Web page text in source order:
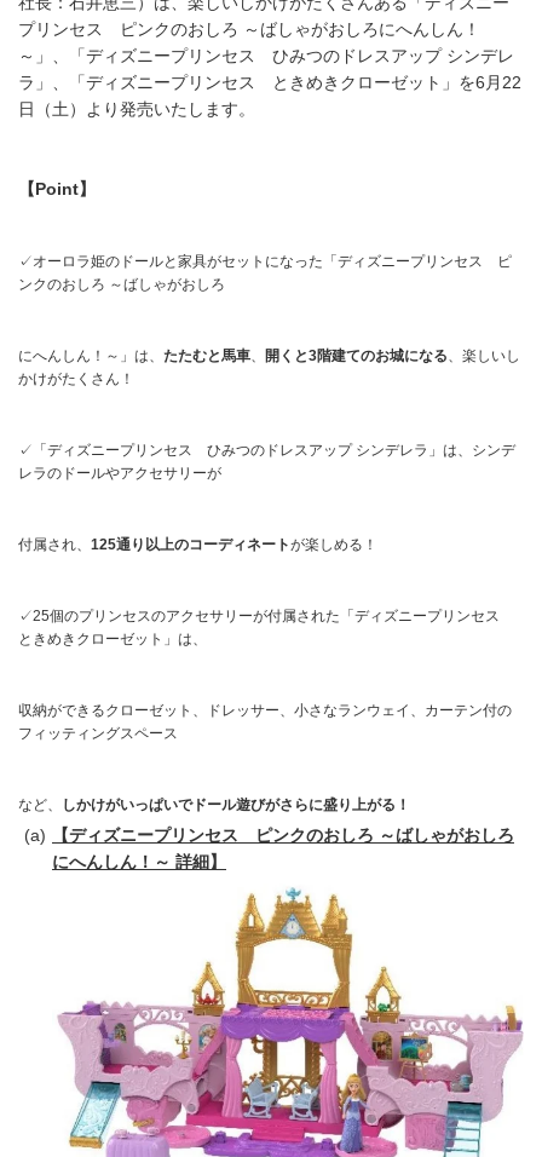
プリンセス ピンクのおしろ ～ばしゃがおしろにへんしん！
～」、「ディズニープリンセス ひみつのドレスアップ シンデレ
ラ」、「ディズニープリンセス ときめきクローゼット」を6月22
日（土）より発売いたします。
【Point】
✓オーロラ姫のドールと家具がセットになった「ディズニープリンセス ピ
ンクのおしろ ～ばしゃがおしろ
にへんしん！～」は、 たたむと馬車、 開くと3階建てのお城になる、楽しいし
かけがたくさん！
✓「ディズニープリンセス ひみつのドレスアップ シンデレラ」は、シンデ
レラのドールやアクセサリーが
付属され、 125通り以上のコーディネートが楽しめる！
✓25個のプリンセスのアクセサリーが付属された「ディズニープリンセス
ときめきクローゼット」は、
収納ができるクローゼット、ドレッサー、小さなランウェイ、カーテン付の
フィッティングスペース
など、 しかけがいっぱいでドール遊びがさらに盛り上がる！
【ディズニープリンセス ピンクのおしろ ～ばしゃがおしろ
にへんしん！～ 詳細】